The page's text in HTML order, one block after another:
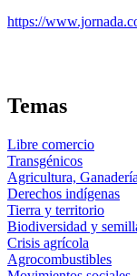
https://
Temas
Libre comercio
Transgénicos
Agricultura,
Derechos indígenas
Tierra y territorio
Biodiversidad y
Crisis agrícola
Agrocombustibles